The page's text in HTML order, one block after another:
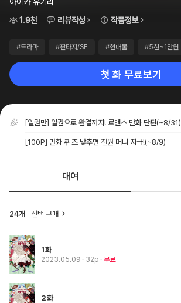
1.9천
리뷰작성 작품정보
#드라마 #판타지/SF #현대물 #5천~1만원
첫 화 무료보기
[일권만] 일권으로 완결까지! 로맨스 만화 단편(~8/31)
[100P] 만화 퀴즈 맞추면 전원 머니 지급!(~8/9)
대여
24개 선택 구매
1화
2023.05.09 · 32p 무료
2화